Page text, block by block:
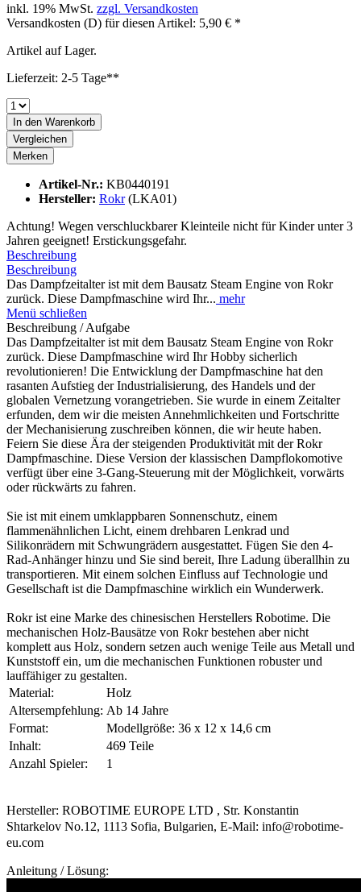
inkl. 19% MwSt. zzgl. Versandkosten
Versandkosten (D) für diesen Artikel: 5,90 € *
Artikel auf Lager.
Lieferzeit: 2-5 Tage**
In den Warenkorb
Vergleichen
Merken
Artikel-Nr.: KB0440191
Hersteller: Rokr(LKA01)
Achtung! Wegen verschluckbarer Kleinteile nicht für Kinder unter 3
Jahren geeignet! Erstickungsgefahr.
Beschreibung
Beschreibung
Das Dampfzeitalter ist mit dem Bausatz Steam Engine von Rokr
zurück. Diese Dampfmaschine wird Ihr... mehr
Menü schließen
Beschreibung / Aufgabe
Das Dampfzeitalter ist mit dem Bausatz Steam Engine von Rokr
zurück. Diese Dampfmaschine wird Ihr Hobby sicherlich
revolutionieren! Die Entwicklung der Dampfmaschine hat den
rasanten Aufstieg der Industrialisierung, des Handels und der
globalen Vernetzung vorangetrieben. Sie wurde in einem Zeitalter
erfunden, dem wir die meisten Annehmlichkeiten und Fortschritte
der Mechanisierung zuschreiben können, die wir heute haben.
Feiern Sie diese Ära der steigenden Produktivität mit der Rokr
Dampfmaschine. Diese Version der klassischen Dampflokomotive
verfügt über eine 3-Gang-Steuerung mit der Möglichkeit, vorwärts
oder rückwärts zu fahren.
Sie ist mit einem umklappbaren Sonnenschutz, einem
flammenähnlichen Licht, einem drehbaren Lenkrad und
Silikonrädern mit Schwungrädern ausgestattet. Fügen Sie den 4-
Rad-Anhänger hinzu und Sie sind bereit, Ihre Ladung überallhin zu
transportieren. Mit einem solchen Einfluss auf Technologie und
Gesellschaft ist die Dampfmaschine wirklich ein Wunderwerk.
Rokr ist eine Marke des chinesischen Herstellers Robotime. Die
mechanischen Holz-Bausätze von Rokr bestehen aber nicht
komplett aus Holz, sondern setzen auch wenige Teile aus Metall und
Kunststoff ein, um die mechanischen Funktionen robuster und
lauffähiger zu gestalten.
Material:
Holz
Altersempfehlung: Ab 14 Jahre
Format:
Modellgröße: 36 x 12 x 14,6 cm
Inhalt:
469 Teile
Anzahl Spieler:
1
Hersteller: ROBOTIME EUROPE LTD , Str. Konstantin
Shtarkelov No.12, 1113 Sofia, Bulgarien, E-Mail: info@robotime-
eu.com
Anleitung / Lösung: